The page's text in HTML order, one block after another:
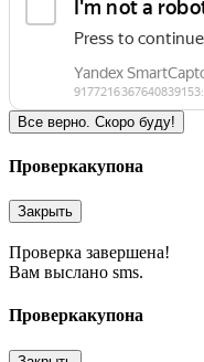
Все верно. Скоро буду!
Проверкакупона
Закрыть
Проверка завершена!
Вам выслано sms.
Проверкакупона